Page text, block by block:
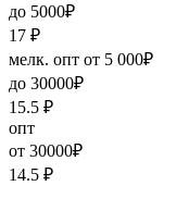
до 5000₽
17 ₽
мелк. опт от 5 000₽
до 30000₽
15.5 ₽
опт
от 30000₽
14.5 ₽